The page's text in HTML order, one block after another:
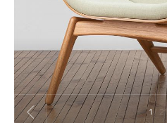
1 / 21